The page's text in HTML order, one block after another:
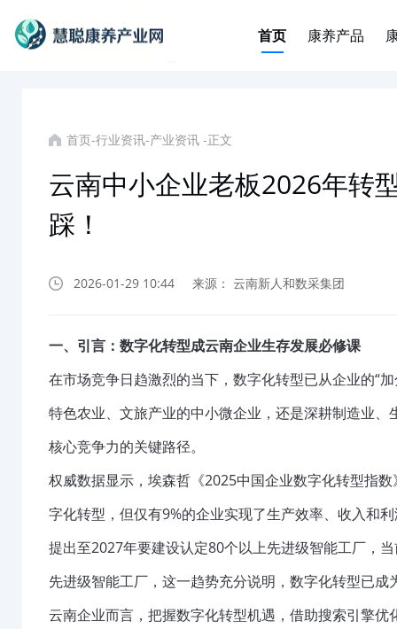
首页 康养产品
首页-行业资讯-产业资讯 -正文
云南中小企业老板2026年转
踩！
2026-01-29 10:44 来源： 云南新人和数采集团
一、引言：数字化转型成云南企业生存发展必修课
在市场竞争日趋激烈的当下，数字化转型已从企业的“
特色农业、文旅产业的中小微企业，还是深耕制造业
核心竞争力的关键路径。
权威数据显示，埃森哲《2025中国企业数字化转型指
字化转型，但仅有9%的企业实现了生产效率、收入和
提出至2027年要建设认定80个以上先进级智能工厂，
先进级智能工厂，这一趋势充分说明，数字化转型已
云南企业而言，把握数字化转型机遇，借助搜索引擎